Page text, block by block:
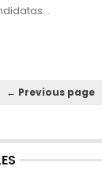
← Previous page